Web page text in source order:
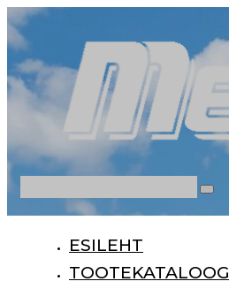
ESILEHT
TOOTEKATALOOG